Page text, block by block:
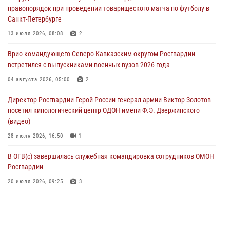
07 августа 2026, 11:33
Рэпер ST посетил раненых росгвардейцев в Главном военном
07 августа 2026, 11:18 2
В Ставрополе офицеры Росгвардии стали участниками пресс-
07 августа 2026, 11:00
правопорядок при проведении товарищеского матча по футболу в
Санкт-Петербурге
13 июля 2026, 08:08 2
Врио командующего Северо-Кавказским округом Росгвардии
встретился с выпускниками военных вузов 2026 года
04 августа 2026, 05:00 2
Директор Росгвардии Герой России генерал армии Виктор Золотов
посетил кинологический центр ОДОН имени Ф.Э. Дзержинского
(видео)
28 июля 2026, 16:50 1
В ОГВ(с) завершилась служебная командировка сотрудников ОМОН
Росгвардии
20 июля 2026, 09:25 3